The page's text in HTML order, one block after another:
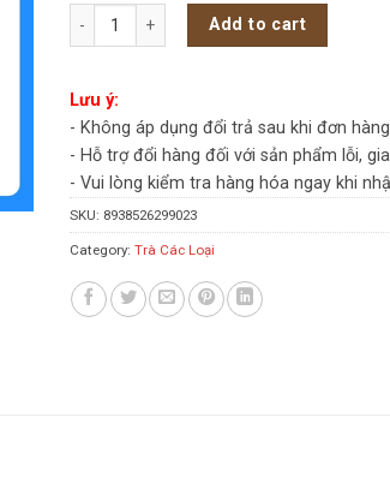
Trà Nhài đặc biệt 1-Tea 500g (Gói) - Gói
Add to cart
Lưu ý:
- Không áp dụng đổi trả sau khi đơn
- Hỗ trợ đổi hàng đối với sản phẩm lỗi,
- Vui lòng kiểm tra hàng hóa ngay khi
SKU: 8938526299023
Category: Trà Các Loại